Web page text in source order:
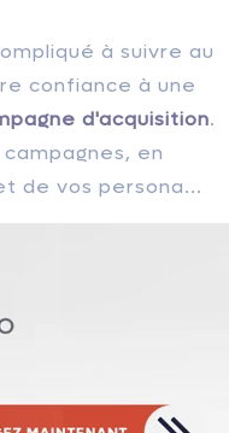
à suivre au
confiance à une
d'acquisition.
en
de vos persona...